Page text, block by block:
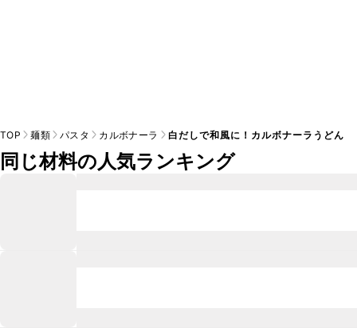
TOP 麺類 パスタ カルボナーラ 白だしで和風に！カルボナーラうどん
同じ材料の人気ランキング